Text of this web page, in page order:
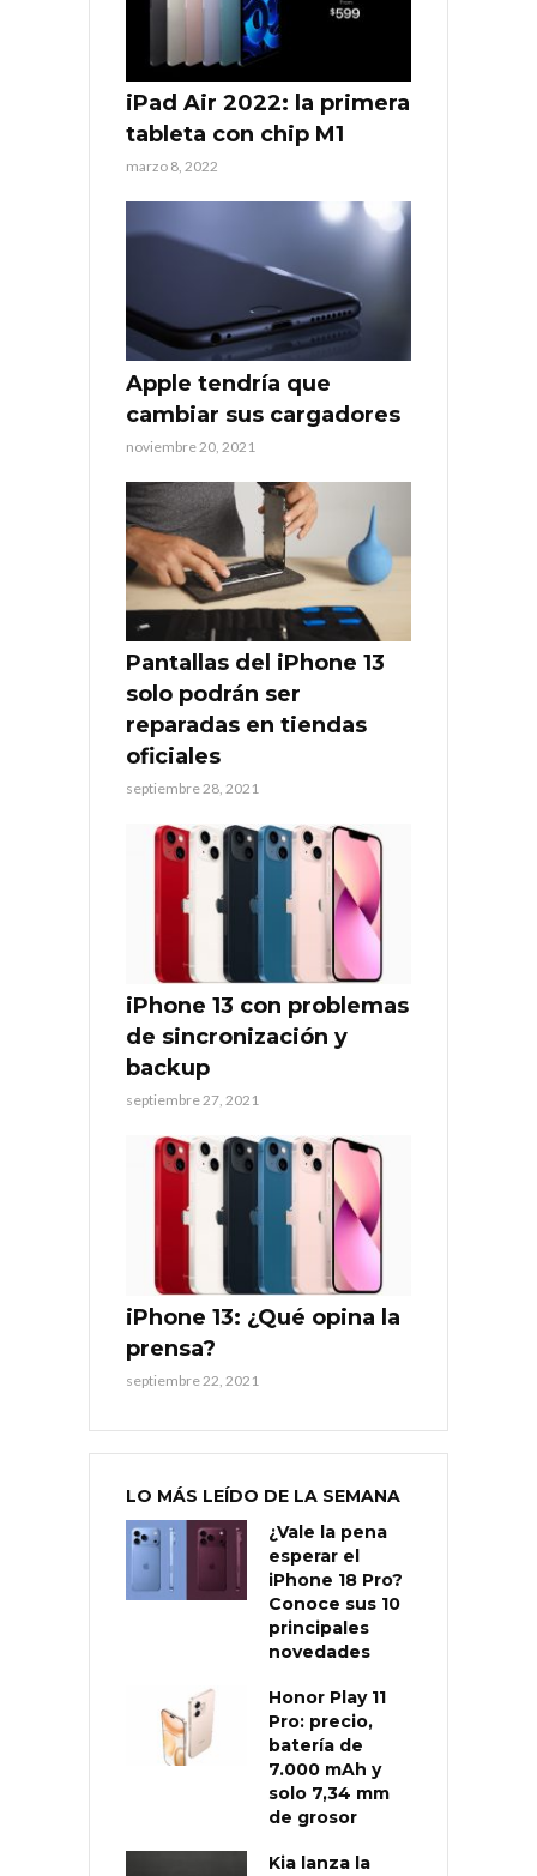
iPad Air 2022: la primera
tableta con chip M1
marzo 8, 2022
Apple tendría que
cambiar sus cargadores
noviembre 20, 2021
Pantallas del iPhone 13
solo podrán ser
reparadas en tiendas
oficiales
septiembre 28, 2021
iPhone 13 con problemas
de sincronización y
backup
septiembre 27, 2021
iPhone 13: ¿Qué opina la
prensa?
septiembre 22, 2021
LO MÁS LEÍDO DE LA SEMANA
¿Vale la pena
esperar el
iPhone 18 Pro?
Conoce sus 10
principales
novedades
Honor Play 11
Pro: precio,
batería de
7.000 mAh y
solo 7,34 mm
de grosor
Kia lanza la